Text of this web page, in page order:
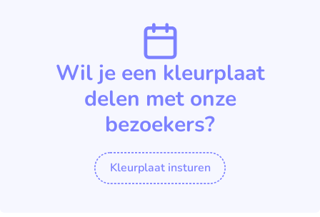
Wil je een kleurplaat
delen met onze
bezoekers?
Kleurplaat insturen